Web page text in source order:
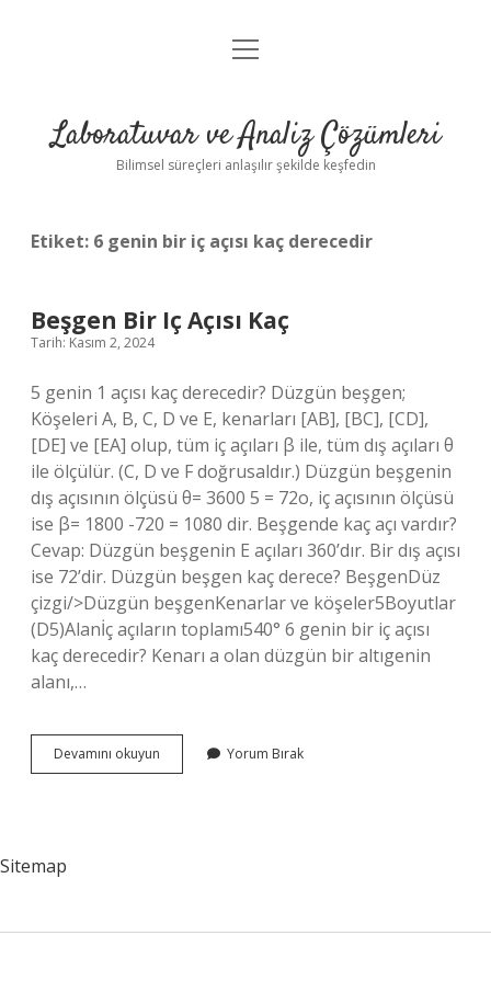
Anasayfa
Yasal Uyarı
menüyü
Laboratuvar ve Analiz Çözümleri
Bilimsel süreçleri anlaşılır şekilde keşfedin
Etiket: 6 genin bir iç açısı kaç derecedir
Beşgen Bir Iç Açısı Kaç
Tarih: Kasım 2, 2024
5 genin 1 açısı kaç derecedir? Düzgün beşgen;
Köşeleri A, B, C, D ve E, kenarları [AB], [BC], [CD],
[DE] ve [EA] olup, tüm iç açıları β ile, tüm dış açıları θ
ile ölçülür. (C, D ve F doğrusaldır.) Düzgün beşgenin
dış açısının ölçüsü θ= 3600 5 = 72o, iç açısının ölçüsü
ise β= 1800 -720 = 1080 dir. Beşgende kaç açı vardır?
Cevap: Düzgün beşgenin E açıları 360’dır. Bir dış açısı
ise 72’dir. Düzgün beşgen kaç derece? BeşgenDüz
çizgi/>Düzgün beşgenKenarlar ve köşeler5Boyutlar
(D5)Alanİç açıların toplamı540° 6 genin bir iç açısı
kaç derecedir? Kenarı a olan düzgün bir altıgenin
alanı,…
Devamını okuyun
Bir
Yorum Bırak
Sitemap